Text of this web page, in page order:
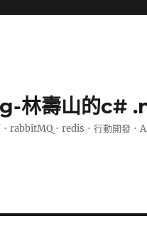
林壽山的c#
rabbitMQ．redis．行動開發．